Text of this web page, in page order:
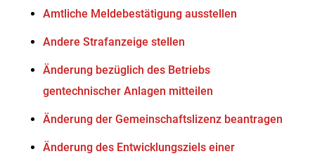
Amtliche Meldebestätigung ausstellen
Andere Strafanzeige stellen
Änderung bezüglich des Betriebs
gentechnischer Anlagen mitteilen
Änderung der Gemeinschaftslizenz beantragen
Änderung des Entwicklungsziels einer